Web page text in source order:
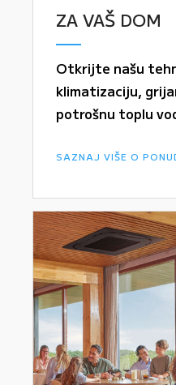
ZA VAŠ DOM
Otkrijte našu
klimatizaciju,
potrošnu toplu
SAZNAJ VIŠE O